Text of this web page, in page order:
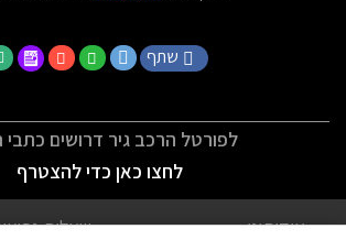
שתף
לפורטל הרכב גיר דרושים כתבי
לחצו כאן כדי להצטרף
אודותינו
שאלות